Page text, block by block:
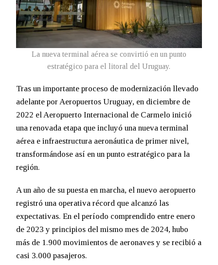
La nueva terminal aérea se convirtió en un punto
estratégico para el litoral del Uruguay.
Tras un importante proceso de modernización llevado
adelante por Aeropuertos Uruguay, en diciembre de
2022 el Aeropuerto Internacional de Carmelo inició
una renovada etapa que incluyó una nueva terminal
aérea e infraestructura aeronáutica de primer nivel,
transformándose así en un punto estratégico para la
región.
A un año de su puesta en marcha, el nuevo aeropuerto
registró una operativa récord que alcanzó las
expectativas. En el período comprendido entre enero
de 2023 y principios del mismo mes de 2024, hubo
más de 1.900 movimientos de aeronaves y se recibió a
casi 3.000 pasajeros.